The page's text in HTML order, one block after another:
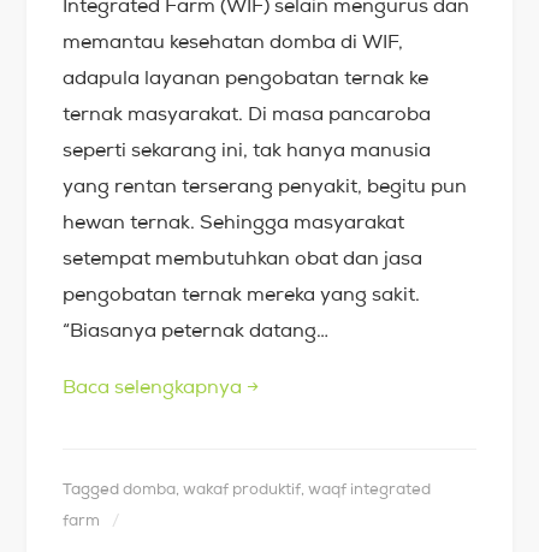
Integrated Farm (WIF) selain mengurus dan
memantau kesehatan domba di WIF,
adapula layanan pengobatan ternak ke
ternak masyarakat. Di masa pancaroba
seperti sekarang ini, tak hanya manusia
yang rentan terserang penyakit, begitu pun
hewan ternak. Sehingga masyarakat
setempat membutuhkan obat dan jasa
pengobatan ternak mereka yang sakit.
“Biasanya peternak datang…
Baca selengkapnya →
Taggeddomba,wakaf produktif,waqf integrated
farm